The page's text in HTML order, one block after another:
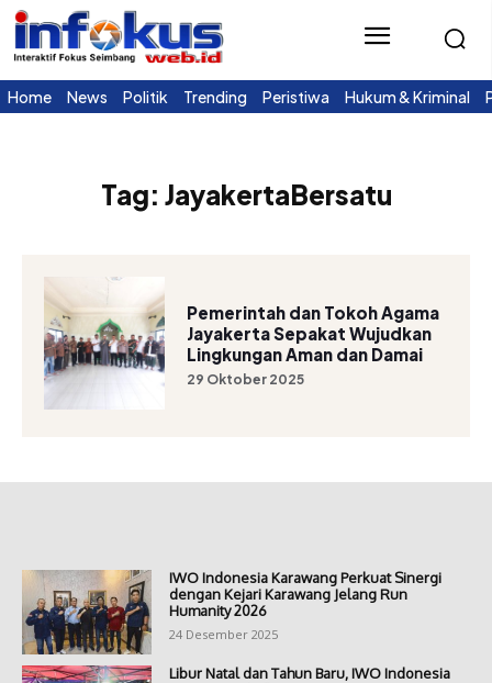
Home News Politik Trending Peristiwa Hukum & Kriminal
Tag: JayakertaBersatu
Pemerintah dan Tokoh Agama
Jayakerta Sepakat Wujudkan
Lingkungan Aman dan Damai
29 Oktober 2025
IWO Indonesia Karawang Perkuat Sinergi
dengan Kejari Karawang Jelang Run
Humanity 2026
24 Desember 2025
Libur Natal dan Tahun Baru, IWO Indonesia